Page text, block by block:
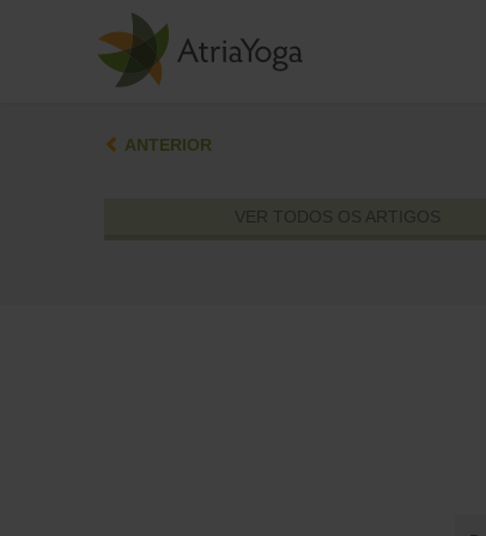
ANTERIOR
VER TODOS OS ARTIGOS